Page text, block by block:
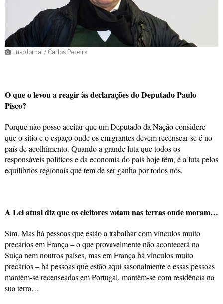
LusoJornal / Carlos Pereira
O que o levou a reagir às declarações do Deputado Paulo
Pisco?
Porque não posso aceitar que um Deputado da Nação considere
que o sitio e o espaço onde os emigrantes devem recensear-se é no
país de acolhimento. Quando a grande luta que todos os
responsáveis políticos e da economia do país hoje têm, é a luta pelos
equilíbrios regionais que tem de ser ganha por todos nós.
A Lei atual diz que os eleitores votam nas terras onde moram…
Sim. Mas há pessoas que estão a trabalhar com vínculos muito
precários em França – o que provavelmente não acontecerá na
Suíça nem noutros países, mas em França há vínculos muito
precários – há pessoas que estão aqui sasonalmente e essas pessoas
mantêm-se recenseadas em Portugal, mantêm-se com residência na
sua terra…